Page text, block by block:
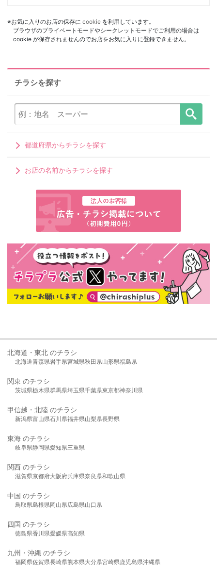
※お気に入りのお店の保存に cookie を利用しています。
ブラウザのプライベートモードやシークレットモードでご利用の場合は
cookie が保存されませんのでお店をお気に入りに登録できません。
チラシを探す
都道府県からチラシを探す
お店の名前からチラシを探す
北海道・東北 のチラシ
北海道青森県岩手県宮城県秋田県山形県福島県
関東 のチラシ
茨城県栃木県群馬県埼玉県千葉県東京都神奈川県
甲信越・北陸 のチラシ
新潟県富山県石川県福井県山梨県長野県
東海 のチラシ
岐阜県静岡県愛知県三重県
関西 のチラシ
滋賀県京都府大阪府兵庫県奈良県和歌山県
中国 のチラシ
鳥取県島根県岡山県広島県山口県
四国 のチラシ
徳島県香川県愛媛県高知県
九州・沖縄 のチラシ
福岡県佐賀県長崎県熊本県大分県宮崎県鹿児島県沖縄県